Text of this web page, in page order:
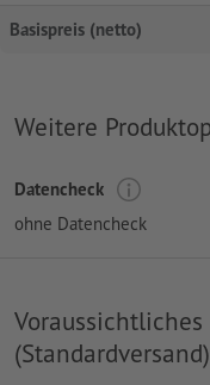
Basispreis (netto)
Weitere
Datencheck
ohne Datencheck
(Standardversand)